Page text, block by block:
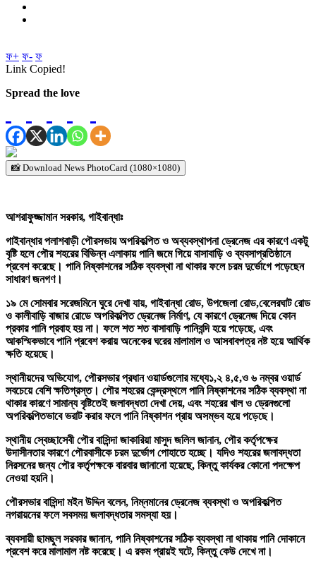
ফ+ ফ- ফ
Link Copied!
Spread the love
📸 Download News PhotoCard (1080×1080)
আশরাফুজ্জামান সরকার, গাইবান্ধাঃ
গাইবান্ধার পলাশবাড়ী পৌরসভায় অপরিকল্পিত ও অব্যবস্থাপনা ড্রেনেজ এর কারণে একটু
বৃষ্টি হলে পৌর শহরের বিভিন্ন এলাকায় পানি জমে গিয়ে বাসাবাড়ি ও ব্যবসাপ্রতিষ্ঠানে
প্রবেশ করেছে। পানি নিষ্কাশনের সঠিক ব্যবস্থা না থাকার ফলে চরম দুর্ভোগে পড়েছেন
সাধারণ জনগণ।
১৯ মে সোমবার সরেজমিনে ঘুরে দেখা যায়, গাইবান্ধা রোড, উপজেলা রোড,বেলেরঘাট রোড
ও কালীবাড়ি বাজার রোডে অপরিকল্পিত ড্রেনেজ নির্মাণ, যে কারণে ড্রেনেজ দিয়ে কোন
প্রকার পানি প্রবাহ হয় না। ফলে শত শত বাসাবাড়ি পানিবন্দি হয়ে পড়েছে, এবং
আকস্মিকভাবে পানি প্রবেশ করায় অনেকের ঘরের মালামাল ও আসবাবপত্র নষ্ট হয়ে আর্থিক
ক্ষতি হয়েছে।
স্থানীয়দের অভিযোগ, পৌরসভার প্রধান ওয়ার্ডগুলোর মধ্যে১,২ ৪,৫,ও ৬ নম্বর ওয়ার্ড
সবচেয়ে বেশি ক্ষতিগ্রস্ত। পৌর শহরের কেন্দ্রস্থলে পানি নিষ্কাশনের সঠিক ব্যবস্থা না
থাকার কারণে সামান্য বৃষ্টিতেই জলাবদ্ধতা দেখা দেয়, এবং শহরের খাল ও ড্রেনগুলো
অপরিকল্পিতভাবে ভরাট করার ফলে পানি নিষ্কাশন প্রায় অসম্ভব হয়ে পড়েছে।
স্থানীয় স্বেচ্ছাসেবী পৌর বাসিন্দা জাকারিয়া মাসুদ জলিল জানান, পৌর কর্তৃপক্ষের
উদাসীনতার কারণে পৌরবাসীকে চরম দুর্ভোগ পোহাতে হচ্ছে। যদিও শহরের জলাবদ্ধতা
নিরসনের জন্য পৌর কর্তৃপক্ষকে বারবার জানানো হয়েছে, কিন্তু কার্যকর কোনো পদক্ষেপ
নেওয়া হয়নি।
পৌরসভার বাসিন্দা মইন উদ্দিন বলেন, নিম্নমানের ড্রেনেজ ব্যবস্থা ও অপরিকল্পিত
নগরায়নের ফলে সবসময় জলাবদ্ধতার সমস্যা হয়।
ব্যবসায়ী ছামছুল সরকার জানান, পানি নিষ্কাশনের সঠিক ব্যবস্থা না থাকায় পানি দোকানে
প্রবেশ করে মালামাল নষ্ট করেছে। এ রকম প্রায়ই ঘটে, কিন্তু কেউ দেখে না।